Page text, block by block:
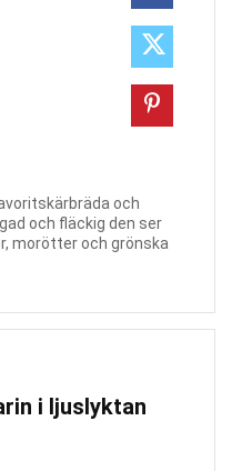
och
och fläckig den ser
morötter och grönska
i ljuslyktan